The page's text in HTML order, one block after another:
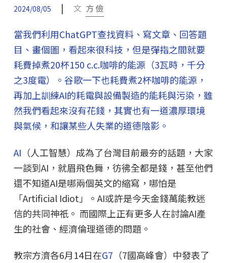
2024/08/05 | 文 方 儉
當我們利用ChatGPT查找資料、寫文章、回答題
目、畫個圖，看起來很科技，但是彈指之間就要
耗費掉煮20杯150 c.c.咖啡的能源（3瓦時，千分
之3度電）。谷歌一下也耗費煮2杯咖啡的能源，
再加上訓練AI的耗電與設備製造的能耗與污染，雖
然我們看起來沒有花錢，其實也有一道濃厚環境
與氣候，和讓某些人失業的道德陰影。
AI （人工智慧）成為了台灣目前最夯的話題，大家
一談到AI，就眉飛色舞，彷彿全都是錢，甚至他們
還不知道AI是哪兩個英文的縮寫，哪怕是
「Artificial Idiot」。AI或許是今天金錢萬能教迷
信的共同神祇。 而國際上正有更多人在討論AI產
生的社會、經濟倫理道德的問題。
教宗方濟各6月14日在G7 （7國高峰會）中發表了